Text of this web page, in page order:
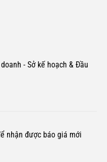
- Sở kế hoạch & Đầu
nhận được báo giá mới